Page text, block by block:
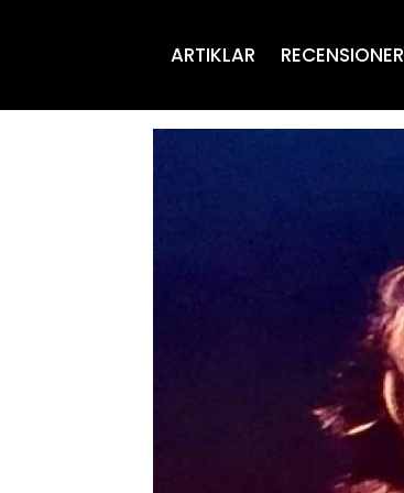
ARTIKLAR RECENSIONER